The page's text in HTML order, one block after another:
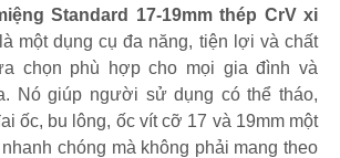
Standard 17-19mm thép CrV xi
là một dụng cụ đa năng, tiện lợi và chất
chọn phù hợp cho mọi gia đình và
Nó giúp người sử dụng có thể tháo,
ốc, bu lông, ốc vít cỡ 17 và 19mm một
chóng mà không phải mang theo